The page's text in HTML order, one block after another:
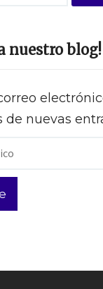
nuestro blog!
de nuevas